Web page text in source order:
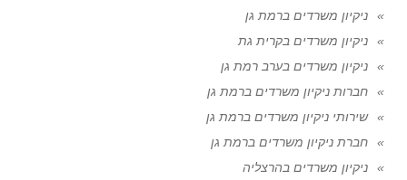
ניקיון משרדים ברמת גן
ניקיון משרדים בקרית גת
ניקיון משרדים בערב רמת גן
חברות ניקיון משרדים ברמת גן
שירותי ניקיון משרדים ברמת גן
חברת ניקיון משרדים ברמת גן
ניקיון משרדים בהרצליה